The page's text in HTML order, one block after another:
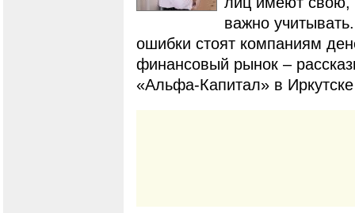
важно
ошибки стоят компаниям
финансовый рынок –
«Альфа-Капитал» в